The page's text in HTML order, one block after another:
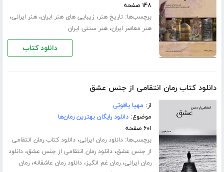
۱۴۸ صفحه
برچسب‌ها: تاریخ هنر، زیبایی های هنر ایران،هنر ایرانی،
هنر معاصر ایران،هنر سنتی ایران
دانلود کتاب
دانلود کتاب رمان انتقامی از جنس عشق
از: مهیا یاقوتی
موضوع:دانلود رایگان بهترین رمان‌ها
۶۰۱ صفحه
برچسب‌ها:دانلود رمان ایرانی،دانلود کتاب رمان انتقامی
از جنس عشق،دانلود رمان انتقامی از جنس عشق،دانلود
رمان ایرانی،رمان غم انگیز،دانلود رمان عاشقانه،رمان